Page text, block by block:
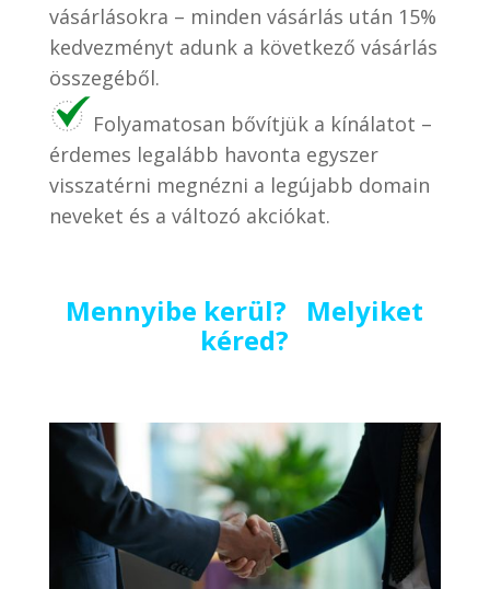
vásárlásokra – minden vásárlás után 15%
kedvezményt adunk a következő vásárlás
összegéből.
Folyamatosan bővítjük a kínálatot –
érdemes legalább havonta egyszer
visszatérni megnézni a legújabb domain
neveket és a változó akciókat.
Mennyibe kerül? Melyiket
kéred?